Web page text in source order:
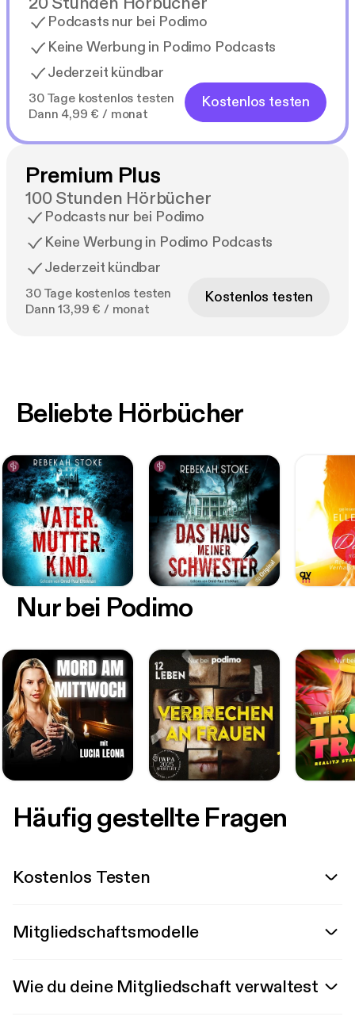
Podcasts nur bei Podimo
Keine Werbung in Podimo Podcasts
Jederzeit kündbar
30 Tage kostenlos testen
Dann 4,99 € / monat
Kostenlos testen
Premium Plus
100 Stunden Hörbücher
Podcasts nur bei Podimo
Keine Werbung in Podimo Podcasts
Jederzeit kündbar
30 Tage kostenlos testen
Dann 13,99 € / monat
Kostenlos testen
Nur bei Podimo
Beliebte Hörbücher
Häufig gestellte Fragen
Kostenlos Testen
Mitgliedschaftsmodelle
Wie du deine Mitgliedschaft verwaltest